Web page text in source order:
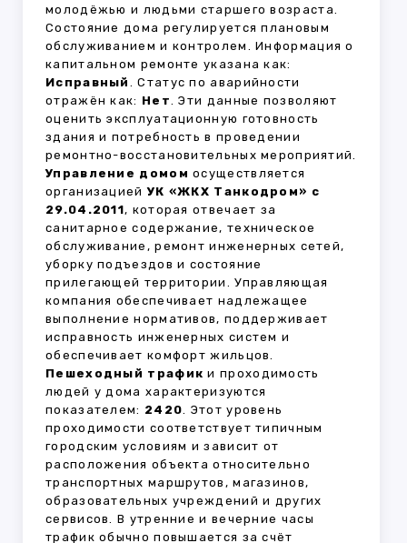
молодёжью и людьми старшего возраста.
Состояние дома регулируется плановым
обслуживанием и контролем. Информация о
капитальном ремонте указана как:
Исправный . Статус по аварийности
отражён как: Нет. Эти данные позволяют
оценить эксплуатационную готовность
здания и потребность в проведении
ремонтно-восстановительных мероприятий.
Управление домом осуществляется
организациейУК «ЖКХ Танкодром» с
29.04.2011, которая отвечает за
санитарное содержание, техническое
обслуживание, ремонт инженерных сетей,
уборку подъездов и состояние
прилегающей территории. Управляющая
компания обеспечивает надлежащее
выполнение нормативов, поддерживает
исправность инженерных систем и
обеспечивает комфорт жильцов.
Пешеходный трафик и проходимость
людей у дома характеризуются
показателем: 2420. Этот уровень
проходимости соответствует типичным
городским условиям и зависит от
расположения объекта относительно
транспортных маршрутов, магазинов,
образовательных учреждений и других
сервисов. В утренние и вечерние часы
трафик обычно повышается за счёт